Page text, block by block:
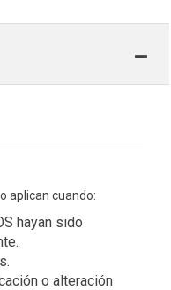
aplican cuando:
hayan sido
o alteración